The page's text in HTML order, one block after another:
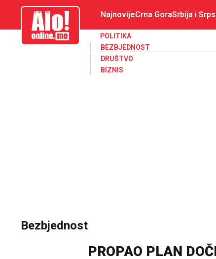
aloonline.me NajnovijeCrna GoraSrbija i
POLITIKA
BEZBJEDNOST
DRUŠTVO
BIZNIS
Bezbjednost
PROPAO PLAN